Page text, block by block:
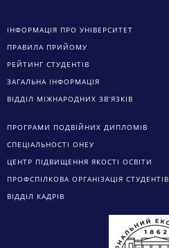
ІНФОРМАЦІЯ ПРО УНІВЕРСИТЕТ
ПРАВИЛА ПРИЙОМУ
РЕЙТИНГ СТУДЕНТІВ
ЗАГАЛЬНА ІНФОРМАЦІЯ
ВІДДІЛ МІЖНАРОДНИХ ЗВ’ЯЗКІВ
ПРОГРАМИ ПОДВІЙНИХ ДИПЛОМІВ
СПЕЦІАЛЬНОСТІ ОНЕУ
ЦЕНТР ПІДВИЩЕННЯ ЯКОСТІ ОСВІТИ
ПРОФСПІЛКОВА ОРГАНІЗАЦІЯ СТУДЕНТІВ
ВІДДІЛ КАДРІВ